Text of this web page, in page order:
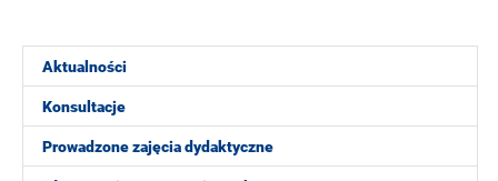
Aktualności
Konsultacje
Prowadzone zajęcia dydaktyczne